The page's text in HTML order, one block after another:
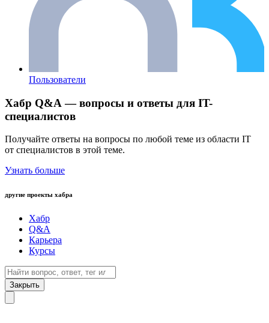
Пользователи
Хабр Q&A — вопросы и ответы для IT-
специалистов
Получайте ответы на вопросы по любой теме из области IT
от специалистов в этой теме.
Узнать больше
другие проекты хабра
Хабр
Q&A
Карьера
Курсы
Закрыть